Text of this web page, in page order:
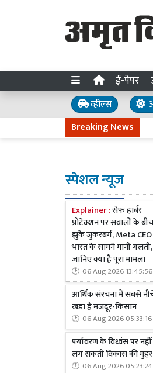
ई-पेपर
व्हील्स
Breaking News
यूपी
स्पेशल न्यूज
Explainer :सेफ हार्बर
प्रोटेक्शन पर सवालों के बीच
झुके जुकरबर्ग, Meta
भारत के सामने मानी गलती,
जानिए क्या है पूरा मामला
06 Aug 2026 13:45:56
आर्थिक संरचना में सबसे
खड़ा है मजदूर-किसान
06 Aug 2026 05:33:16
पर्यावरण के विध्वंस पर नहीं
लग सकती विकास की मुहर
06 Aug 2026 05:23:24